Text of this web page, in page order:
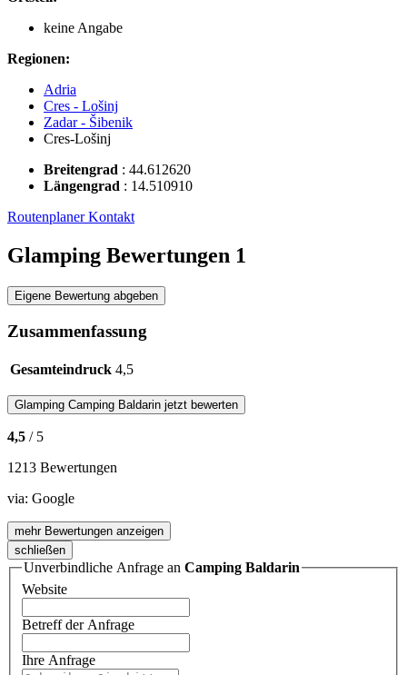
keine Angabe
Regionen:
Adria
Cres - Lošinj
Zadar - Šibenik
Cres-Lošinj
Breitengrad : 44.612620
Längengrad : 14.510910
RoutenplanerKontakt
Glamping Bewertungen 1
Eigene Bewertung abgeben
Zusammenfassung
Gesamteindruck 4,5
Glamping Camping Baldarin jetzt bewerten
4,5 / 5
1213 Bewertungen
via: Google
mehr Bewertungen anzeigen
schließen
Unverbindliche Anfrage an Camping Baldarin
Website
Betreff der Anfrage
Ihre Anfrage